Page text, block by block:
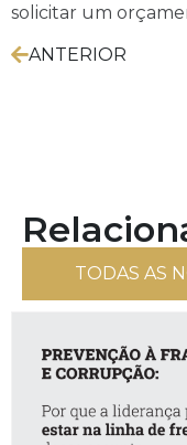
solicitar um
ANTERIOR
TODAS AS